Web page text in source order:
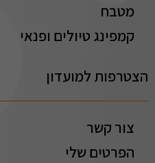
מטבח
קמפינג טיולים ופנאי
הצטרפות למועדון
צור קשר
הפרטים שלי